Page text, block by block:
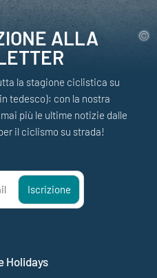
ALLA
la stagione ciclistica su
tedesco): con la nostra
più le ultime notizie dalle
il ciclismo su strada!
Iscrizione
Holidays